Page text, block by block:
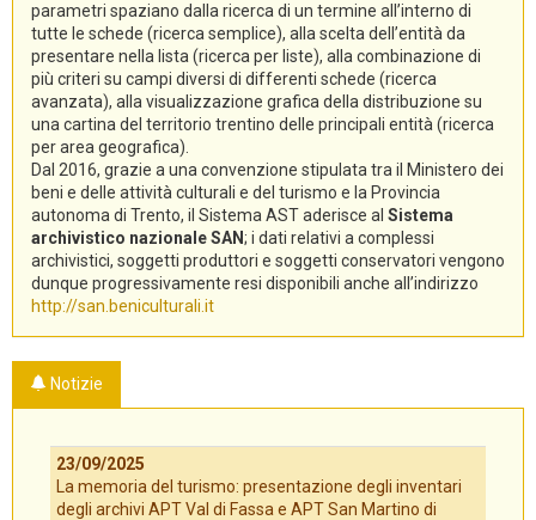
parametri spaziano dalla ricerca di un termine all’interno di
tutte le schede (ricerca semplice), alla scelta dell’entità da
presentare nella lista (ricerca per liste), alla combinazione di
più criteri su campi diversi di differenti schede (ricerca
avanzata), alla visualizzazione grafica della distribuzione su
una cartina del territorio trentino delle principali entità (ricerca
per area geografica).
Dal 2016, grazie a una convenzione stipulata tra il Ministero dei
beni e delle attività culturali e del turismo e la Provincia
autonoma di Trento, il Sistema AST aderisce al Sistema
archivistico nazionale SAN; i dati relativi a complessi
archivistici, soggetti produttori e soggetti conservatori vengono
dunque progressivamente resi disponibili anche all’indirizzo
http://san.beniculturali.it
Notizie
23/09/2025
La memoria del turismo: presentazione degli inventari
degli archivi APT Val di Fassa e APT San Martino di